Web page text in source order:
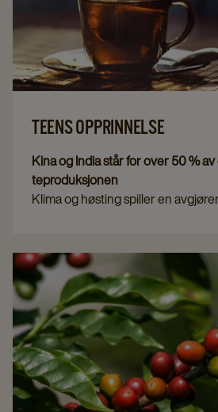
TEENS OPPRINNELSE
Kina og India står for over 50 %
teproduksjonen
Klima og høsting spiller en
typer te i våre blandinger. Slik får
smaken hver gang du drikker en